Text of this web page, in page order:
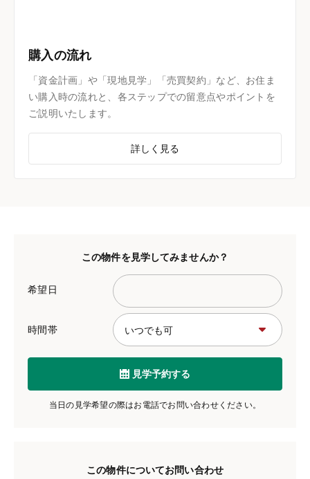
購入の流れ
「資金計画」や「現地見学」「売買契約」など、お住ま
い購入時の流れと、各ステップでの留意点やポイントを
ご説明いたします。
詳しく見る
この物件を見学してみませんか？
希望日
時間帯
見学予約する
当日の見学希望の際はお電話でお問い合わせください。
この物件についてお問い合わせ